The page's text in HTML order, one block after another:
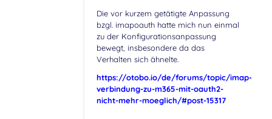
Die vor kurzem getätigte Anpassung
bzgl. imapoauth hatte mich nun einmal
zu der Konfigurationsanpassung
bewegt, insbesondere da das
Verhalten sich ähnelte.
https://otobo.io/de/forums/topic/imap-
verbindung-zu-m365-mit-oauth2-
nicht-mehr-moeglich/#post-15317